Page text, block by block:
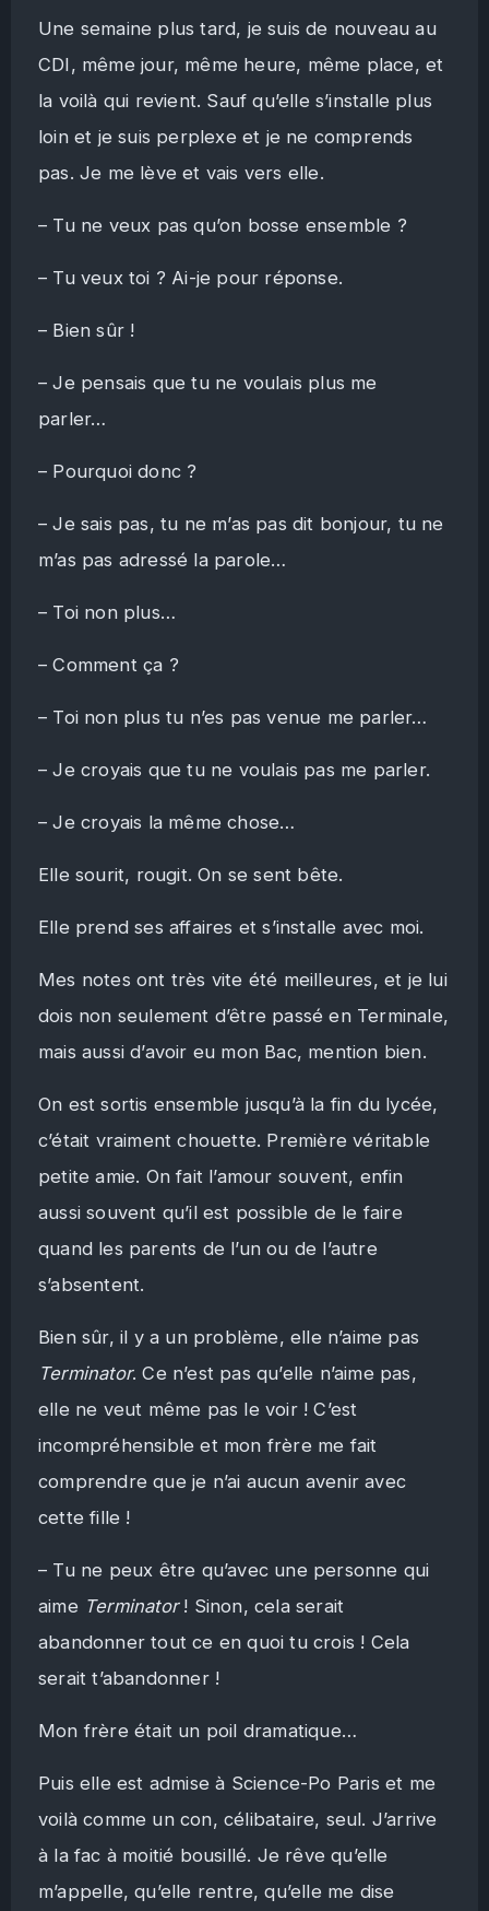
Une semaine plus tard, je suis de nouveau au
CDI, même jour, même heure, même place, et
la voilà qui revient. Sauf qu’elle s’installe plus
loin et je suis perplexe et je ne comprends
pas. Je me lève et vais vers elle.
– Tu ne veux pas qu’on bosse ensemble ?
– Tu veux toi ? Ai-je pour réponse.
– Bien sûr !
– Je pensais que tu ne voulais plus me
parler…
– Pourquoi donc ?
– Je sais pas, tu ne m’as pas dit bonjour, tu ne
m’as pas adressé la parole…
– Toi non plus…
– Comment ça ?
– Toi non plus tu n’es pas venue me parler…
– Je croyais que tu ne voulais pas me parler.
– Je croyais la même chose…
Elle sourit, rougit. On se sent bête.
Elle prend ses affaires et s’installe avec moi.
Mes notes ont très vite été meilleures, et je lui
dois non seulement d’être passé en Terminale,
mais aussi d’avoir eu mon Bac, mention bien.
On est sortis ensemble jusqu’à la fin du lycée,
c’était vraiment chouette. Première véritable
petite amie. On fait l’amour souvent, enfin
aussi souvent qu’il est possible de le faire
quand les parents de l’un ou de l’autre
s’absentent.
Bien sûr, il y a un problème, elle n’aime pas
Terminator. Ce n’est pas qu’elle n’aime pas,
elle ne veut même pas le voir ! C’est
incompréhensible et mon frère me fait
comprendre que je n’ai aucun avenir avec
cette fille !
– Tu ne peux être qu’avec une personne qui
aime Terminator! Sinon, cela serait
abandonner tout ce en quoi tu crois ! Cela
serait t’abandonner !
Mon frère était un poil dramatique…
Puis elle est admise à Science-Po Paris et me
voilà comme un con, célibataire, seul. J’arrive
à la fac à moitié bousillé. Je rêve qu’elle
m’appelle, qu’elle rentre, qu’elle me dise